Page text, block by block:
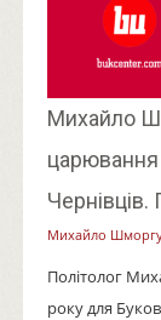
Михайло
царювання
Михайло
Політолог
року для